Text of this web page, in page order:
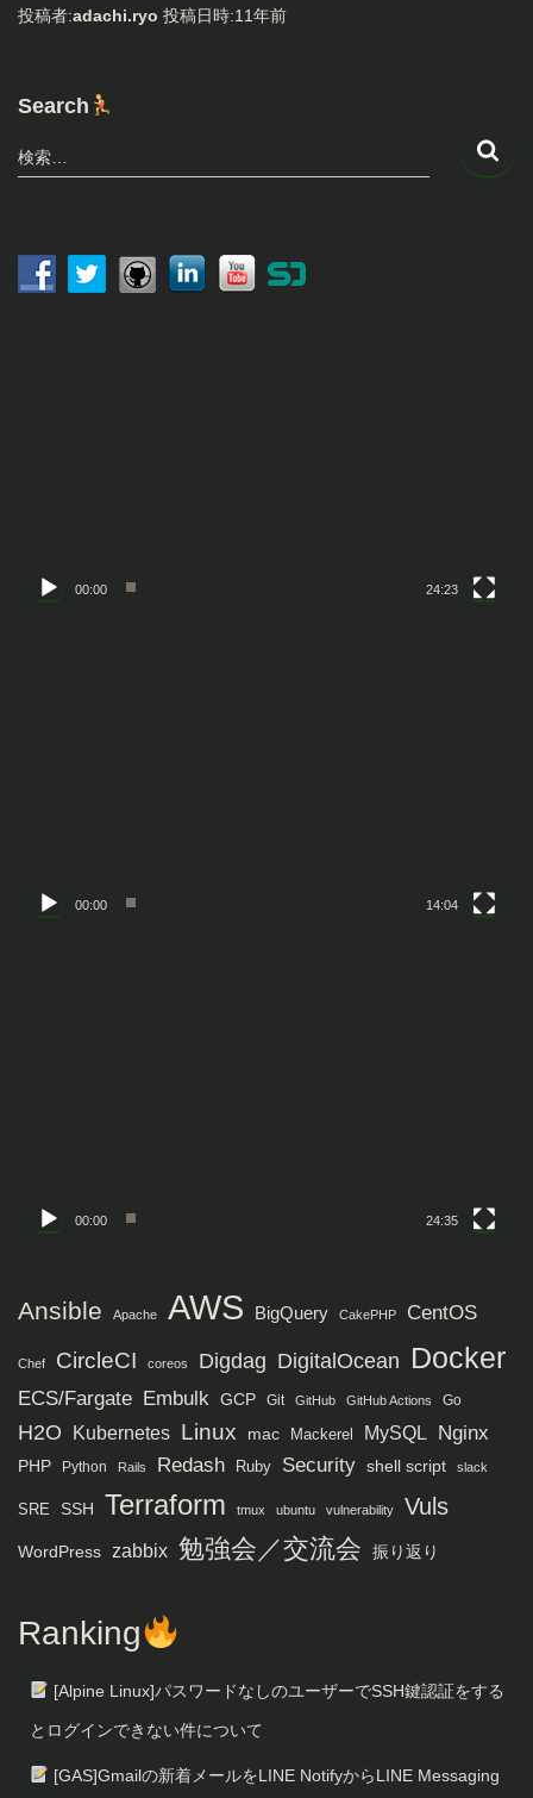
投稿者:adachi.ryo 投稿日時:11年前
Search
検
索
検索…
00:00 24:23
00:00 14:04
00:00 24:35
Ansible Apache AWS BigQuery CakePHP CentOS
Chef CircleCI coreos Digdag DigitalOcean Docker
ECS/Fargate Embulk GCP Git GitHub GitHub Actions Go
H2O Kubernetes Linux mac Mackerel MySQL Nginx
PHP Python Rails Redash Ruby Security shell script slack
SRE SSH Terraform tmux ubuntu vulnerability Vuls
WordPress zabbix 勉強会／交流会 振り返り
Ranking
[Alpine Linux]パスワードなしのユーザーでSSH鍵認証をする
とログインできない件について
[GAS]Gmailの新着メールをLINE NotifyからLINE Messaging